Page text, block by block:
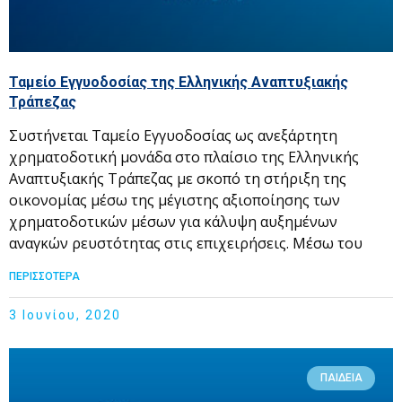
Ταμείο Εγγυοδοσίας της Ελληνικής Αναπτυξιακής
Τράπεζας
Συστήνεται Ταμείο Εγγυοδοσίας ως ανεξάρτητη
χρηματοδοτική μονάδα στο πλαίσιο της Ελληνικής
Αναπτυξιακής Τράπεζας με σκοπό τη στήριξη της
οικονομίας μέσω της μέγιστης αξιοποίησης των
χρηματοδοτικών μέσων για κάλυψη αυξημένων
αναγκών ρευστότητας στις επιχειρήσεις. Μέσω του
ΠΕΡΙΣΣΟΤΕΡΑ
3 Ιουνίου, 2020
ΠΑΙΔΕΊΑ